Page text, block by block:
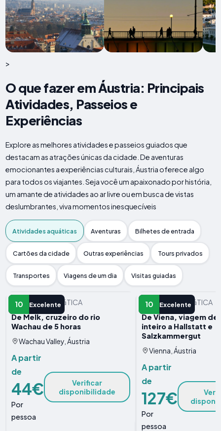
>
O que fazer em Áustria: Principais
Atividades, Passeios e
Experiências
Explore as melhores atividades e passeios guiados que
destacam as atrações únicas da cidade. De aventuras
emocionantes a experiências culturais, Áustria oferece algo
para todos os viajantes. Seja você um apaixonado por história,
um amante de atividades ao ar livre ou em busca de vistas
deslumbrantes, viva momentos inesquecíveis
Atividades aquáticas Aventuras Bilhetes de entrada
Cartões da cidade Outras experiências Tours privados
Transportes Viagens de um dia Visitas guiadas
10 Excelente
ATIVIDADE AQUáTICA
De Melk, cruzeiro do rio
Wachau de 5 horas
Wachau Valley, Áustria
A partir
de
44€
Por
pessoa
Verificar
disponibilidade
10 Excelente
ATIVIDADE AQUáTICA
De Viena, viagem de
inteiro a Hallstatt e
Salzkammergut
Vienna, Áustria
A partir
de
127€
Por
pessoa